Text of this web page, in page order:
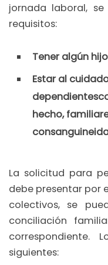
jornada laboral,
requisitos:
Tener algún
Estar al
dependientes
hecho,
La solicitud para
debe presentar por
colectivos, se
conciliación
correspondiente.
siguientes: